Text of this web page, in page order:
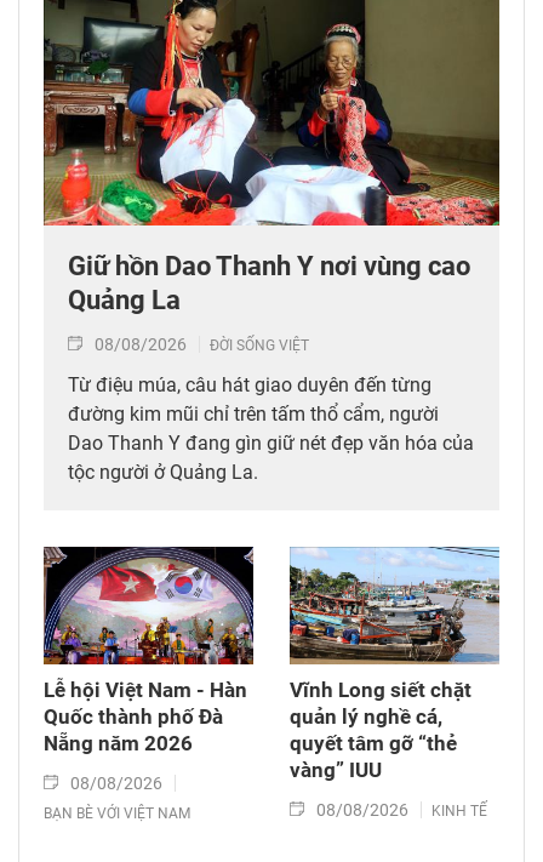
Giữ hồn Dao Thanh Y nơi vùng cao
Quảng La
08/08/2026 ĐỜI SỐNG VIỆT
Từ điệu múa, câu hát giao duyên đến từng
đường kim mũi chỉ trên tấm thổ cẩm, người
Dao Thanh Y đang gìn giữ nét đẹp văn hóa của
tộc người ở Quảng La.
Lễ hội Việt Nam - Hàn
Quốc thành phố Đà
Nẵng năm 2026
08/08/2026
BẠN BÈ VỚI VIỆT NAM
Vĩnh Long siết chặt
quản lý nghề cá,
quyết tâm gỡ “thẻ
vàng” IUU
08/08/2026 KINH TẾ